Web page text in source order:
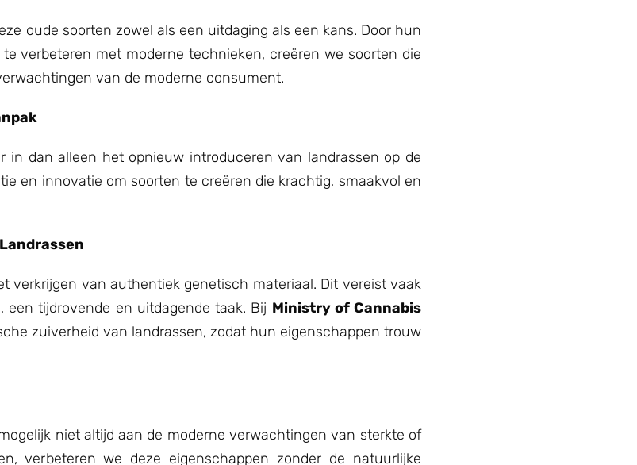
oude soorten zowel als een uitdaging als een kans. Door hun
verbeteren met moderne technieken, creëren we soorten die
van de moderne consument.
dan alleen het opnieuw introduceren van landrassen op de
en innovatie om soorten te creëren die krachtig, smaakvol en
verkrijgen van authentiek genetisch materiaal. Dit vereist vaak
een tijdrovende en uitdagende taak. Bij Ministry of Cannabis
zuiverheid van landrassen, zodat hun eigenschappen trouw
niet altijd aan de moderne verwachtingen van sterkte of
verbeteren we deze eigenschappen zonder de natuurlijke